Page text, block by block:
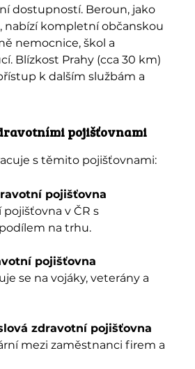
dostupností. Beroun, jako
kompletní občanskou
nemocnice, škol a
Blízkost Prahy (cca 30 km)
k dalším službám a
pojišťovnami
s těmito pojišťovnami:
pojišťovna
pojišťovna v ČR s
na trhu.
pojišťovna
se na vojáky, veterány a
zdravotní pojišťovna
mezi zaměstnanci firem a